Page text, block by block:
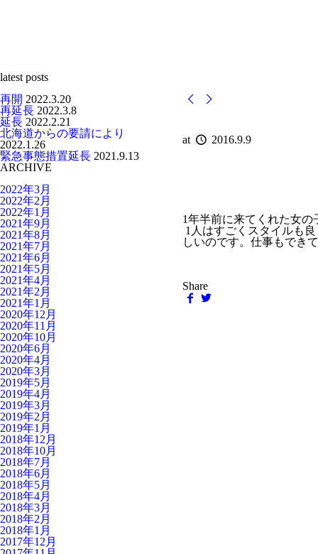
at 2016.9.9
1年半前に来てくれた女
1人はすごくスタイルも
しいのです。仕事もでき
Share
latest posts
再開 2022.3.20
再延長 2022.3.8
延長 2022.2.21
北海道からの要請により
2022.1.26
緊急事態措置延長 2021.9.13
ARCHIVE
2022年3月
2022年2月
2022年1月
2021年9月
2021年8月
2021年7月
2021年6月
2021年5月
2021年4月
2021年2月
2021年1月
2020年12月
2020年11月
2020年10月
2020年6月
2020年4月
2020年3月
2019年5月
2019年4月
2019年3月
2019年2月
2019年1月
2018年12月
2018年10月
2018年7月
2018年6月
2018年5月
2018年4月
2018年3月
2018年2月
2018年1月
2017年12月